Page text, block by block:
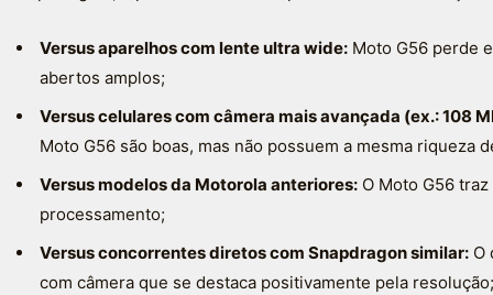
Versus aparelhos com lente ultra wide: Moto G56 perde
abertos amplos;
Versus celulares com câmera mais avançada (ex.: 108
Moto G56 são boas, mas não possuem a mesma riqueza
Versus modelos da Motorola anteriores: O Moto G56
processamento;
Versus concorrentes diretos com Snapdragon similar: O
com câmera que se destaca positivamente pela resolução;